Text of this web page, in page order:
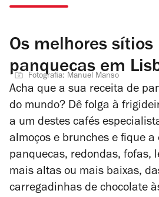
Os melhores
panquecas em
Fotografia: Manuel Manso
Acha que a sua receita de
do mundo? Dê folga à
a um destes cafés
almoços e brunches e fique a
panquecas, redondas, fofas,
mais altas ou mais baixas,
carregadinhas de chocolate